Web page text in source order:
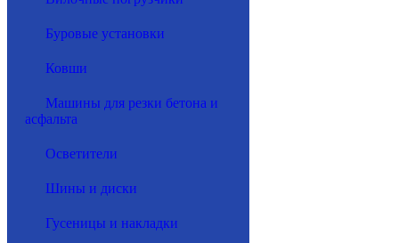
Буровые установки
Ковши
Машины для резки бетона и
асфальта
Осветители
Шины и диски
Гусеницы и накладки